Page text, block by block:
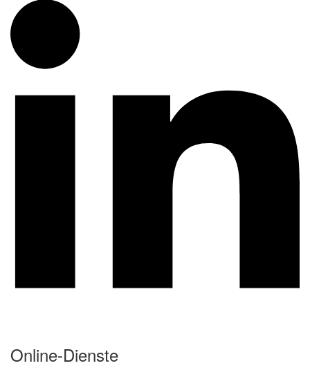
Online-Dienste